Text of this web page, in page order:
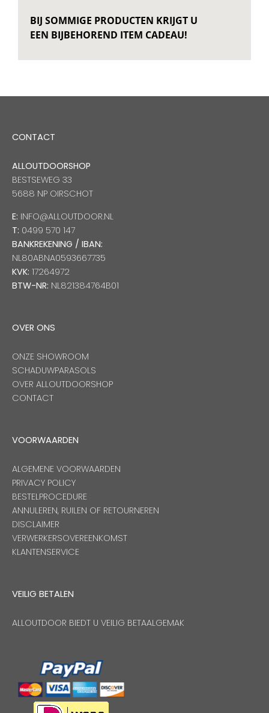
BIJ SOMMIGE PRODUCTEN KRIJGT U
EEN BIJBEHOREND ITEM CADEAU!
CONTACT
ALLOUTDOORSHOP
BESTSEWEG 33
5688 NP OIRSCHOT
E: INFO@ALLOUTDOOR.NL
T: 0499 570 147
BANKREKENING / IBAN:
NL80ABNA0593667735
KVK: 17264972
BTW-NR: NL821384764B01
OVER ONS
ONZE SHOWROOM
SCHADUWPARASOLS
OVER ALLOUTDOORSHOP
CONTACT
VOORWAARDEN
ALGEMENE VOORWAARDEN
PRIVACY POLICY
BESTELPROCEDURE
ANNULEREN, RUILEN OF RETOURNEREN
DISCLAIMER
VERWERKERSOVEREENKOMST
KLANTENSERVICE
VEILIG BETALEN
ALLOUTDOOR BIEDT U VEILIG BETAALGEMAK